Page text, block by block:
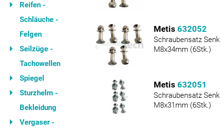
Reifen -
Schläuche -
Felgen
Seilzüge -
Tachowellen
Spiegel
Sturzhelm -
Bekleidung
Vergaser -
Metis 632052
Schraubensatz
M8x34mm (6Stk.)
Metis 632051
Schraubensatz
M8x31mm (6Stk.)